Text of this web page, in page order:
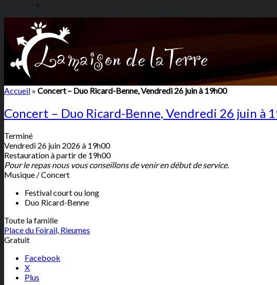
Accueil » Concert – Duo Ricard-Benne, Vendredi 26 juin à 19h00
Concert – Duo Ricard-Benne, Vendredi 26 juin à
Terminé
Vendredi 26 juin 2026 à 19h00
Restauration à partir de 19h00
Pour le repas nous vous conseillons de venir en début de service.
Musique / Concert
Festival court ou long
Duo Ricard-Benne
Toute la famille
Place du Foirail, Rieumes
Gratuit
Facebook
X
Plus